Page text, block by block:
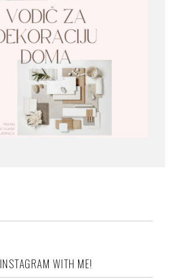
INSTAGRAM WITH ME!